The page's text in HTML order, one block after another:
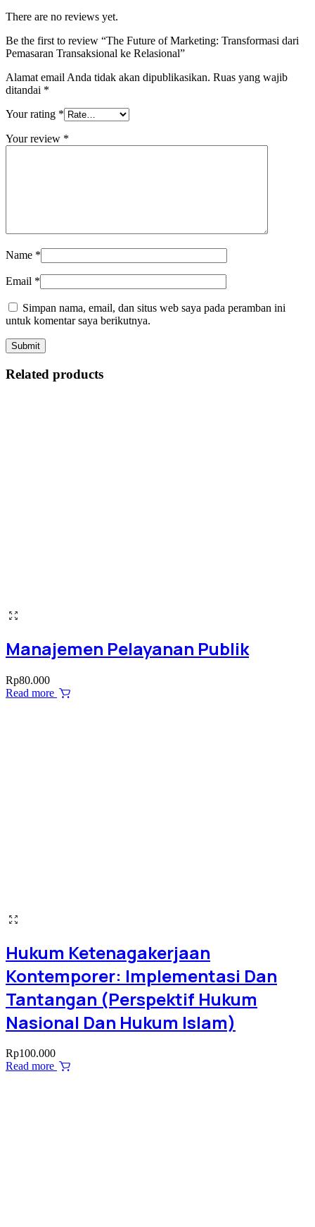
There are no reviews yet.
Be the first to review “The Future of Marketing: Transformasi dari
Pemasaran Transaksional ke Relasional”
Alamat email Anda tidak akan dipublikasikan. Ruas yang wajib
ditandai *
Your rating *
Your review *
Name *
Email *
Simpan nama, email, dan situs web saya pada peramban ini
untuk komentar saya berikutnya.
Related products
Manajemen Pelayanan Publik
Rp80.000
Read more
Hukum Ketenagakerjaan
Kontemporer: Implementasi Dan
Tantangan (Perspektif Hukum
Nasional Dan Hukum Islam)
Rp100.000
Read more